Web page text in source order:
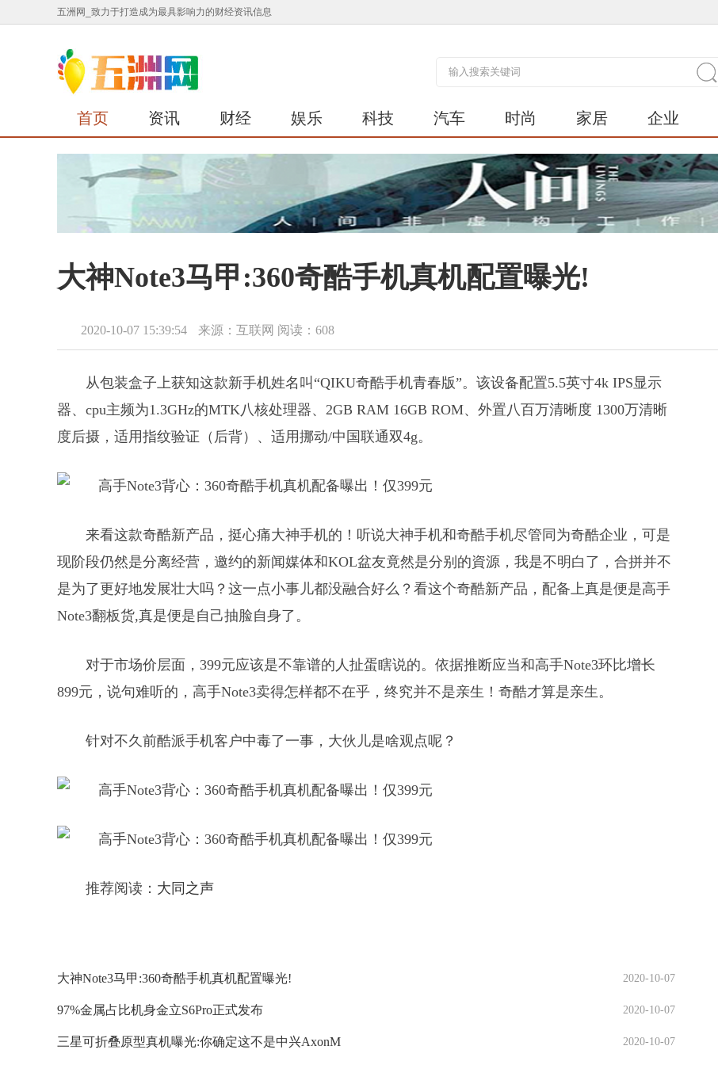
五洲网_致力于打造成为最具影响力的财经资讯信息
首页 资讯 财经 娱乐 科技 汽车 时尚 家居 企业
大神Note3马甲:360奇酷手机真机配置曝光!
2020-10-07 15:39:54 来源：互联网 阅读：608
从包装盒子上获知这款新手机姓名叫“QIKU奇酷手机青春版”。该设备配置5.5英寸4k IPS显示
器、cpu主频为1.3GHz的MTK八核处理器、2GB RAM 16GB ROM、外置八百万清晰度 1300万清晰
度后摄，适用指纹验证（后背）、适用挪动/中国联通双4g。
来看这款奇酷新产品，挺心痛大神手机的！听说大神手机和奇酷手机尽管同为奇酷企业，可是
现阶段仍然是分离经营，邀约的新闻媒体和KOL盆友竟然是分别的資源，我是不明白了，合拼并不
是为了更好地发展壮大吗？这一点小事儿都没融合好么？看这个奇酷新产品，配备上真是便是高手
Note3翻板货,真是便是自己抽脸自身了。
对于市场价层面，399元应该是不靠谱的人扯蛋瞎说的。依据推断应当和高手Note3环比增长
899元，说句难听的，高手Note3卖得怎样都不在乎，终究并不是亲生！奇酷才算是亲生。
针对不久前酷派手机客户中毒了一事，大伙儿是啥观点呢？
推荐阅读： 大同之声
2020-10-07
大神Note3马甲:360奇酷手机真机配置曝光!
2020-10-07
97%金属占比机身金立S6Pro正式发布
2020-10-07
三星可折叠原型真机曝光:你确定这不是中兴AxonM